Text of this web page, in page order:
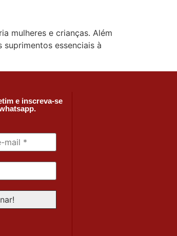
mulheres e crianças. Além
essenciais à
e inscreva-se